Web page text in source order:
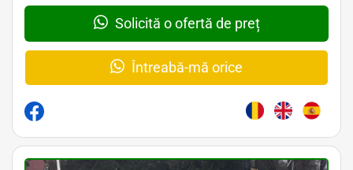
Solicită o ofertă de preț
Întreabă-mă orice